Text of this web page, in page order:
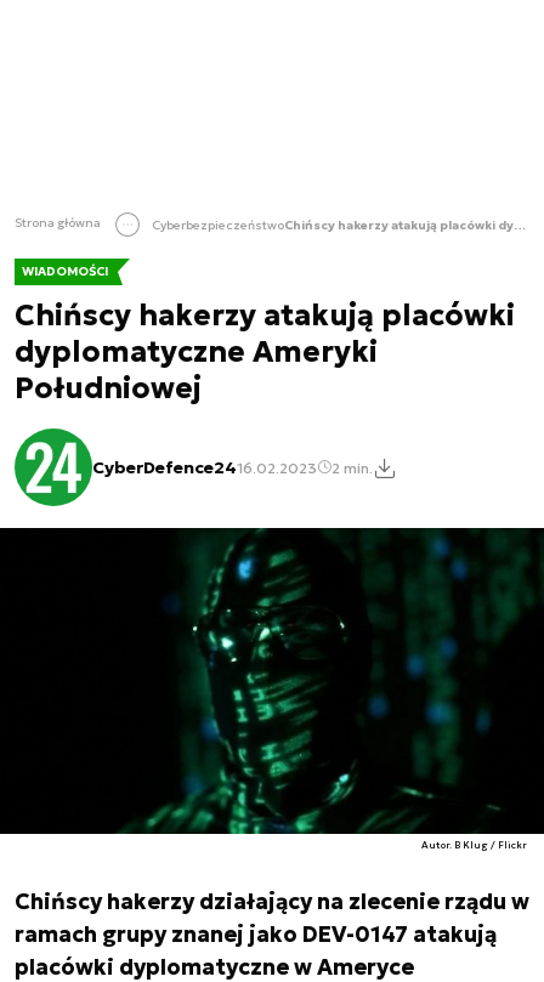
Strona główna Cyberbezpieczeństwo Chińscy hakerzy atakują placówki dyplomatyczne Ameryki Południowej
WIADOMOŚCI
Chińscy hakerzy atakują placówki
dyplomatyczne Ameryki
Południowej
CyberDefence2416.02.2023 2 min.
Autor. B Klug / Flickr
Chińscy hakerzy działający na zlecenie rządu w
ramach grupy znanej jako DEV-0147 atakują
placówki dyplomatyczne w Ameryce